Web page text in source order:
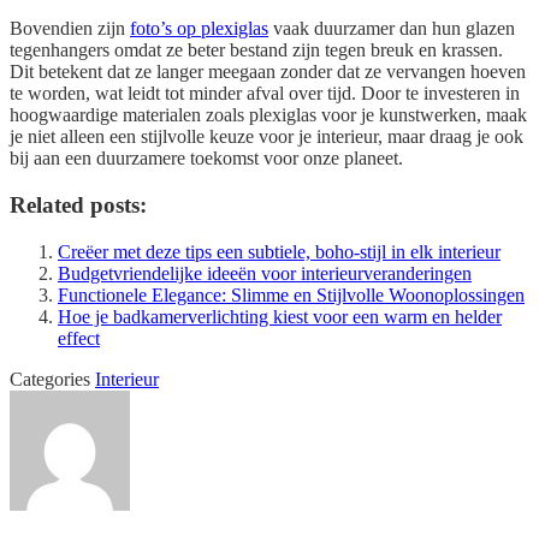
Bovendien zijn foto’s op plexiglas vaak duurzamer dan hun glazen
tegenhangers omdat ze beter bestand zijn tegen breuk en krassen.
Dit betekent dat ze langer meegaan zonder dat ze vervangen hoeven
te worden, wat leidt tot minder afval over tijd. Door te investeren in
hoogwaardige materialen zoals plexiglas voor je kunstwerken, maak
je niet alleen een stijlvolle keuze voor je interieur, maar draag je ook
bij aan een duurzamere toekomst voor onze planeet.
Related posts:
Creëer met deze tips een subtiele, boho-stijl in elk interieur
Budgetvriendelijke ideeën voor interieurveranderingen
Functionele Elegance: Slimme en Stijlvolle Woonoplossingen
Hoe je badkamerverlichting kiest voor een warm en helder
effect
Categories Interieur